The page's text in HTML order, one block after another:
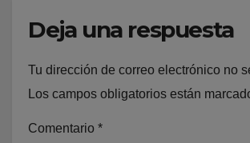
Deja una respuesta
Tu dirección de correo electrónico no
Los campos obligatorios están
Comentario *